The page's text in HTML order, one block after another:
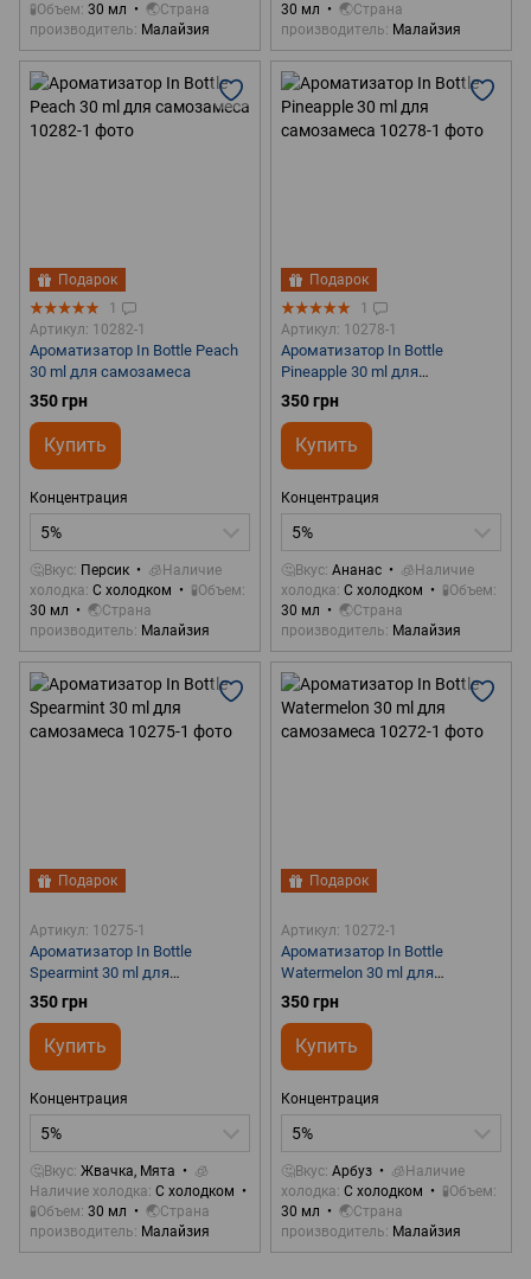
🧪Объем 30 мл
🌏Страна
производитель
Малайзия
30 мл
🌏Страна
производитель
Малайзия
Подарок
1
Артикул: 10282-1
Ароматизатор In Bottle Peach
30 ml для самозамеса
350 грн
Купить
Концентрация
5%
🤔Вкус Персик
🧊Наличие
холодка С холодком
🧪Объем
30 мл
🌏Страна
производитель
Малайзия
Подарок
1
Артикул: 10278-1
Ароматизатор In Bottle
Pineapple 30 ml для
самозамеса
350 грн
Купить
Концентрация
5%
🤔Вкус Ананас
🧊Наличие
холодка С холодком
🧪Объем
30 мл
🌏Страна
производитель
Малайзия
Подарок
Артикул: 10275-1
Ароматизатор In Bottle
Spearmint 30 ml для
самозамеса
350 грн
Купить
Концентрация
5%
🤔Вкус Жвачка, Мята
🧊
Наличие холодка С холодком
🧪Объем 30 мл
🌏Страна
производитель
Малайзия
Подарок
Артикул: 10272-1
Ароматизатор In Bottle
Watermelon 30 ml для
самозамеса
350 грн
Купить
Концентрация
5%
🤔Вкус Арбуз
🧊Наличие
холодка С холодком
🧪Объем
30 мл
🌏Страна
производитель
Малайзия